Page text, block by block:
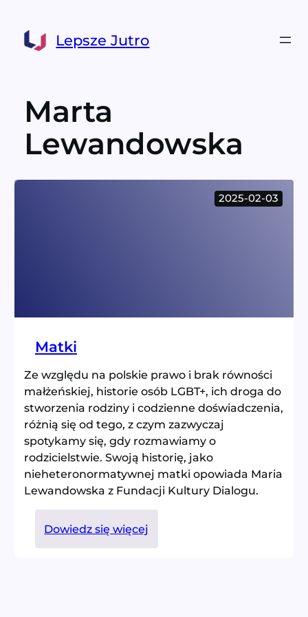
treści
Lepsze Jutro
Marta
Lewandowska
2025-02-03
Matki
Ze względu na polskie prawo i brak równości
małżeńskiej, historie osób LGBT+, ich droga do
stworzenia rodziny i codzienne doświadczenia,
różnią się od tego, z czym zazwyczaj
spotykamy się, gdy rozmawiamy o
rodzicielstwie. Swoją historię, jako
nieheteronormatywnej matki opowiada Maria
Lewandowska z Fundacji Kultury Dialogu.
Dowiedz się więcej
Matki